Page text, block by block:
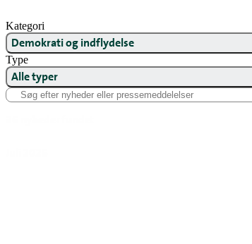
Kategori
Demokrati og indflydelse
Type
Alle typer
Søg efter nyheder eller pressemeddelelser